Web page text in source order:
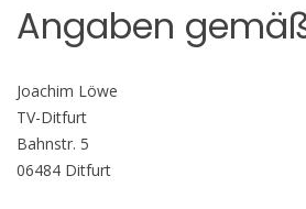
Angaben
Joachim Löwe
TV-Ditfurt
Bahnstr. 5
06484 Ditfurt